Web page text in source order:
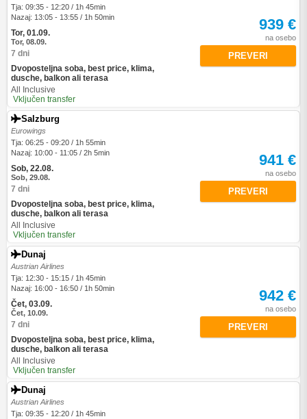
Tja: 09:35 - 12:20 / 1h 45min
Nazaj: 13:05 - 13:55 / 1h 50min
Tor, 01.09.
Tor, 08.09.
7 dni
Dvoposteljna soba, best price, klima,
dusche, balkon ali terasa
All Inclusive
Vključen transfer
939 €
na osebo
PREVERI
Salzburg
Eurowings
Tja: 06:25 - 09:20 / 1h 55min
Nazaj: 10:00 - 11:05 / 2h 5min
Sob, 22.08.
Sob, 29.08.
7 dni
Dvoposteljna soba, best price, klima,
dusche, balkon ali terasa
All Inclusive
Vključen transfer
941 €
na osebo
PREVERI
Dunaj
Austrian Airlines
Tja: 12:30 - 15:15 / 1h 45min
Nazaj: 16:00 - 16:50 / 1h 50min
Čet, 03.09.
Čet, 10.09.
7 dni
Dvoposteljna soba, best price, klima,
dusche, balkon ali terasa
All Inclusive
Vključen transfer
942 €
na osebo
PREVERI
Dunaj
Austrian Airlines
Tja: 09:35 - 12:20 / 1h 45min